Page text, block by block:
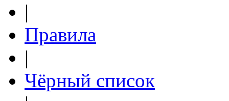
|
Правила
|
Чёрный список